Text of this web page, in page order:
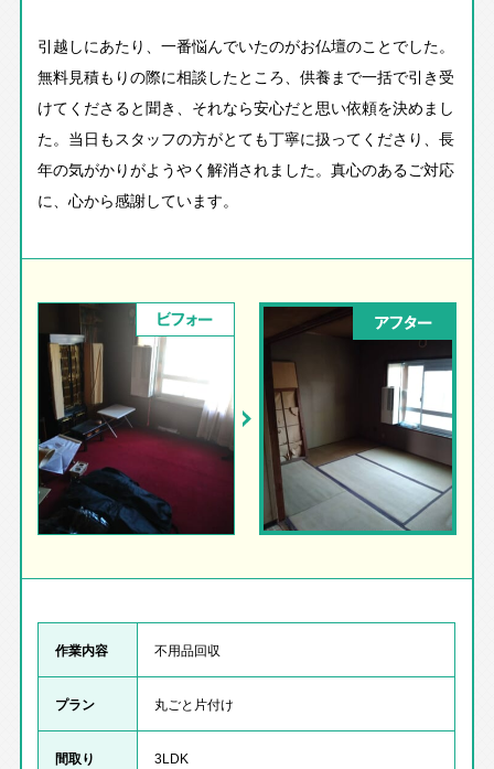
引越しにあたり、一番悩んでいたのがお仏壇のことでした。
無料見積もりの際に相談したところ、供養まで一括で引き受
けてくださると聞き、それなら安心だと思い依頼を決めまし
た。当日もスタッフの方がとても丁寧に扱ってくださり、長
年の気がかりがようやく解消されました。真心のあるご対応
に、心から感謝しています。
ビフォー アフター
作業内容 不用品回収
プラン 丸ごと片付け
間取り 3LDK